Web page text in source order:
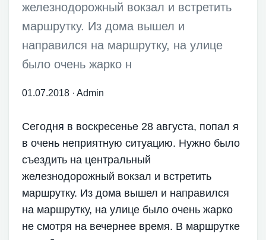
железнодорожный вокзал и встретить
маршрутку. Из дома вышел и
направился на маршрутку, на улице
было очень жарко н
01.07.2018 ·Admin
Сегодня в воскресенье 28 августа, попал я
в очень неприятную ситуацию. Нужно было
съездить на центральный
железнодорожный вокзал и встретить
маршрутку. Из дома вышел и направился
на маршрутку, на улице было очень жарко
не смотря на вечернее время. В маршрутке